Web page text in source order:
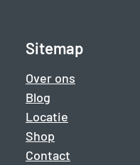
Sitemap
Over ons
Blog
Locatie
Shop
Contact